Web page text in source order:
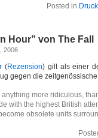
Posted in
Hour” von The Fall
2006
(Rezension) gilt als einer
gegen die
anything more ridiculous,
with the highest British
obsolete units